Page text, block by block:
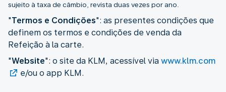
sujeito à taxa de câmbio, revista duas vezes por ano.
"Termos e Condições": as presentes condições que
definem os termos e condições de venda da
Refeição à la carte.
"Website": o site da KLM, acessível via www.klm.com
e/ou o app KLM.